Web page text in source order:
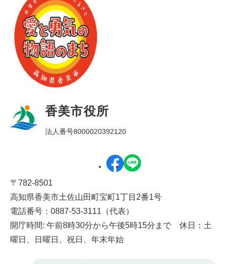
香美市役所
法人番号8000020392120
〒782-8501
高知県香美市土佐山田町宝町1丁目2番1号
電話番号：0887-53-3111（代表）
開庁時間: 午前8時30分から午後5時15分まで 休日：土
曜日、日曜日、祝日、年末年始